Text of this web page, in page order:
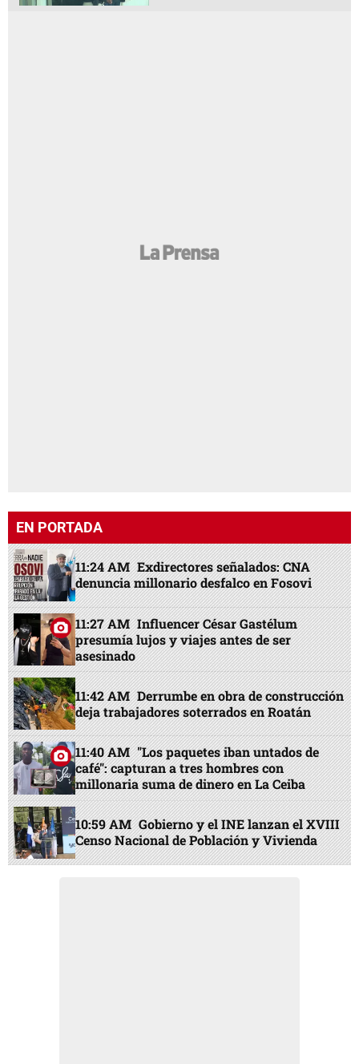
EN PORTADA
11:24 AM Exdirectores señalados: CNA
denuncia millonario desfalco en Fosovi
11:27 AM Influencer César Gastélum
presumía lujos y viajes antes de ser
asesinado
11:42 AM Derrumbe en obra de construcción
deja trabajadores soterrados en Roatán
11:40 AM "Los paquetes iban untados de
café": capturan a tres hombres con
millonaria suma de dinero en La Ceiba
10:59 AM Gobierno y el INE lanzan el XVIII
Censo Nacional de Población y Vivienda